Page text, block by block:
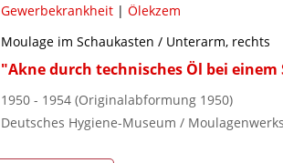
Gewerbekrankheit| Ölekzem
Moulage im Schaukasten / Unterarm, rechts
"Akne durch technisches Öl bei einem
1950 - 1954 (Originalabformung 1950)
Deutsches Hygiene-Museum /